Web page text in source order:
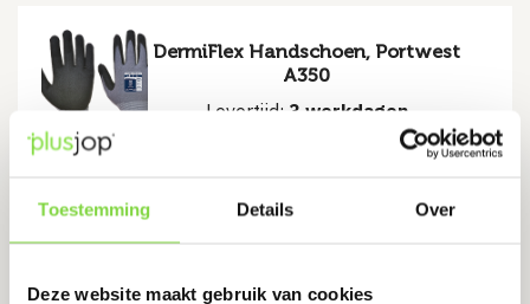
Toestemming Details Over
Deze website maakt gebruik van cookies
DermiFlex Handschoen, Portwest
A350
Levertijd: 3 werkdagen
Bekijk product